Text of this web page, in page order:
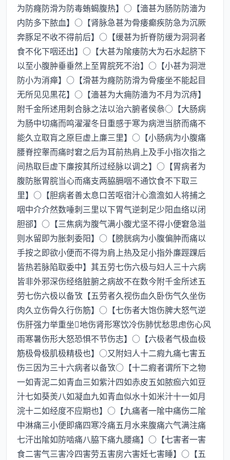
为防癃防滑为防毒蛕蝎腹热】○【濇甚为肠防防濇为
内防多下脓血】○【肾脉急甚为骨痿癫疾防急为沉厥
奔豚足不收不得前后】○【缓甚为折脊防缓为洞洞者
食不化下咽还出】○【大甚为隂痿防大为石水起脐下
以至小腹肿垂垂然上至胃脘死不治】○【小甚为洞泄
防小为消瘅】○【滑甚为癃防防滑为骨痿坐不能起目
无所见见黒花】○【濇甚为大痈防濇为不月为沉痔】
附千金所述用刺合脉之法以治六腑者侯叅○【大肠病
为肠中切痛而鸣濯濯冬日重感于寒为病泄当脐而痛不
能久立取肓之原巨虚上亷三里】○【小肠病为小腹痛
腰脊控睾而痛时窘之后为耳前热肩上及手小指次指之
间热取巨虚下亷按其所过经脉以调之】○【胃病者为
腹防胀胃脘当心而痛支两脇膈咽不通饮食不下取三
里】○【胆病者善太息口苦呕宿汁心澹澹如人将捕之
咽中介介然数唾刺三里以下胃气逆刺足少阳血络以闭
胆郤】○【三焦病为腹气满小腹尤坚不得小便窘急溢
则水留即为胀刺委阳】○【膀胱病为小腹偏肿而痛以
手按之即欲小便而不得为肩上热及足小指外亷踁踝后
皆热若脉陷取委中】其五劳七伤六极与妇人三十六病
皆非外邪深伤经络脏腑之病故不在数今附千金所述五
劳七伤六极以备攷【五劳者久视伤血久卧伤气久坐伤
肉久立伤骨久行伤筋】○【七伤者大饱伤脾大怒气逆
伤肝强力举重坐地伤肾形寒饮冷伤肺忧愁思虑伤心风
雨寒暑伤形大怒恐惧不节伤志】○【六极者气极血极
筋极骨极肌极精极也】○又附妇人十二瘕九痛七害五
伤三因为三十六病者以备攷○【十二瘕者谓所下之物
一如青泥二如青血三如紫汁四如赤皮五如脓痂六如豆
汁七如葵羙八如凝血九如青血似水十如米汁十一如月
浣十二如经度不应期也】○【九痛者一隂中痛伤二隂
中淋痛三小便即痛四寒冷痛五月水来腹痛六气满注痛
七汗出隂如防啮痛八脇下痛九腰痛】○【七害者一害
食二害气三害冷四害劳五害房六害妊七害睡】○【五